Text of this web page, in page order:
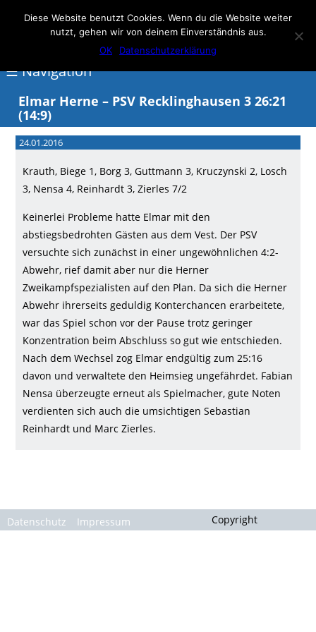
Elmar Herne 22
100% Handball
☰ Navigation
Über
Elmar
Herne
Events
Handball
Schwimmen
login
Elmar Herne – PSV Recklinghausen 3 26:21
(14:9)
24.01.2016
Krauth, Biege 1, Borg 3, Guttmann 3, Kruczynski 2, Losch
3, Nensa 4, Reinhardt 3, Zierles 7/2
Keinerlei Probleme hatte Elmar mit den
abstiegsbedrohten Gästen aus dem Vest. Der PSV
versuchte sich zunächst in einer ungewöhnlichen 4:2-
Abwehr, rief damit aber nur die Herner
Zweikampfspezialisten auf den Plan. Da sich die Herner
Abwehr ihrerseits geduldig Konterchancen erarbeitete,
war das Spiel schon vor der Pause trotz geringer
Konzentration beim Abschluss so gut wie entschieden.
Nach dem Wechsel zog Elmar endgültig zum 25:16
davon und verwaltete den Heimsieg ungefährdet. Fabian
Nensa überzeugte erneut als Spielmacher, gute Noten
verdienten sich auch die umsichtigen Sebastian
Reinhardt und Marc Zierles.
Datenschutz Impressum Copyright
Diese Website benutzt Cookies. Wenn du die Website weiter
nutzt, gehen wir von deinem Einverständnis aus.
OK
Datenschutzerklärung